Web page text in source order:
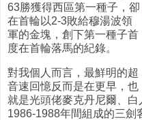
63勝獲得西區第一種子，卻
在首輪以2-3敗給穆湯波領
軍的金塊，創下第一種子首
度在首輪落馬的紀錄。
對我個人而言，最鮮明的超
音速回憶反而是在更早，也
就是光頭佬麥克丹尼爾、
1986-1988年間組成的三劍